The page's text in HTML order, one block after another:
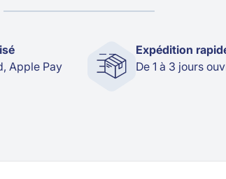
Apple Pay
Expédition
De 1 à 3 jours